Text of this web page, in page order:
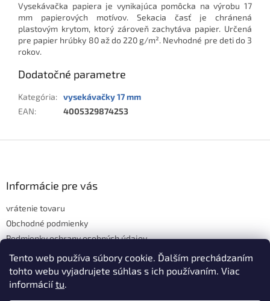
Tento web používa súbory cookie. Ďalším prechádzaním
tohto webu vyjadrujete súhlas s ich používaním. Viac
informáciítu.
Vysekávačka papiera je vynikajúca pomôcka na výrobu 17
mm papierových motívov. Sekacia časť je chránená
plastovým krytom, ktorý zároveň zachytáva papier. Určená
pre papier hrúbky 80 až do 220 g/m². Nevhodné pre deti do 3
rokov.
Dodatočné parametre
Kategória: vysekávačky 17 mm
EAN: 4005329874253
Informácie pre vás
vrátenie tovaru
Obchodné podmienky
Podmienky ochrany osobných údajov
Hodnotenie obchodu